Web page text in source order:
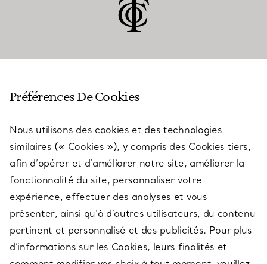
SERVICES
À PROPOS
QUESTIONS LÉGALES
Préférences De Cookies
Nous utilisons des cookies et des technologies
similaires (« Cookies »), y compris des Cookies tiers,
afin d’opérer et d’améliorer notre site, améliorer la
fonctionnalité du site, personnaliser votre
expérience, effectuer des analyses et vous
présenter, ainsi qu’à d’autres utilisateurs, du contenu
pertinent et personnalisé et des publicités. Pour plus
d’informations sur les Cookies, leurs finalités et